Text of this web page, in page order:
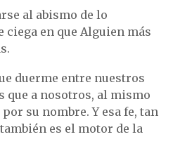
al abismo de lo
ciega en que Alguien más
duerme entre nuestros
que a nosotros, al mismo
su nombre. Y esa fe, tan
es el motor de la